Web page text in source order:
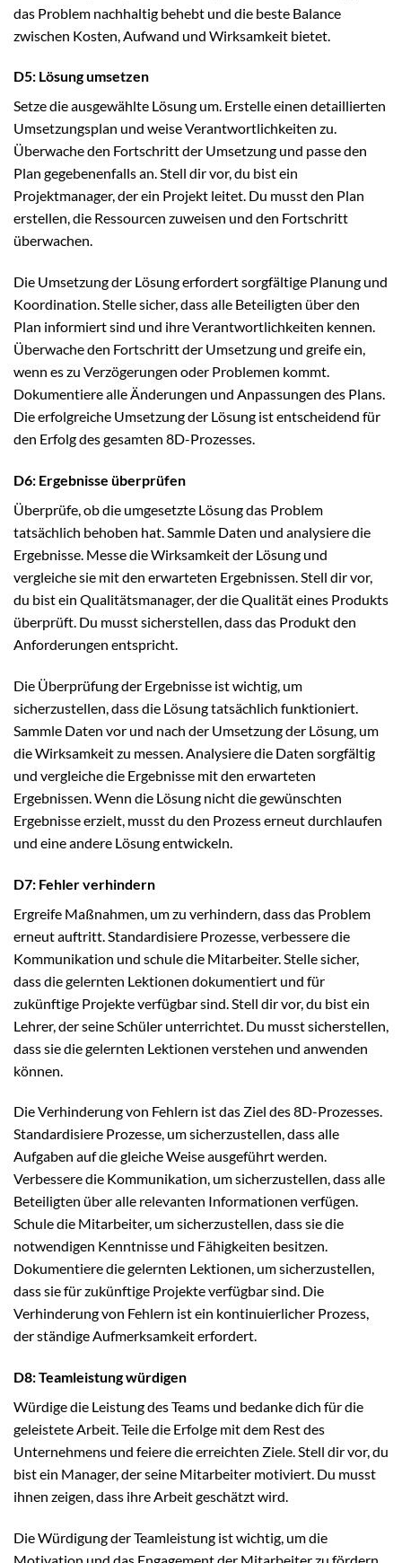
das Problem nachhaltig behebt und die beste Balance
zwischen Kosten, Aufwand und Wirksamkeit bietet.
D5: Lösung umsetzen
Setze die ausgewählte Lösung um. Erstelle einen detaillierten
Umsetzungsplan und weise Verantwortlichkeiten zu.
Überwache den Fortschritt der Umsetzung und passe den
Plan gegebenenfalls an. Stell dir vor, du bist ein
Projektmanager, der ein Projekt leitet. Du musst den Plan
erstellen, die Ressourcen zuweisen und den Fortschritt
überwachen.
Die Umsetzung der Lösung erfordert sorgfältige Planung und
Koordination. Stelle sicher, dass alle Beteiligten über den
Plan informiert sind und ihre Verantwortlichkeiten kennen.
Überwache den Fortschritt der Umsetzung und greife ein,
wenn es zu Verzögerungen oder Problemen kommt.
Dokumentiere alle Änderungen und Anpassungen des Plans.
Die erfolgreiche Umsetzung der Lösung ist entscheidend für
den Erfolg des gesamten 8D-Prozesses.
D6: Ergebnisse überprüfen
Überprüfe, ob die umgesetzte Lösung das Problem
tatsächlich behoben hat. Sammle Daten und analysiere die
Ergebnisse. Messe die Wirksamkeit der Lösung und
vergleiche sie mit den erwarteten Ergebnissen. Stell dir vor,
du bist ein Qualitätsmanager, der die Qualität eines Produkts
überprüft. Du musst sicherstellen, dass das Produkt den
Anforderungen entspricht.
Die Überprüfung der Ergebnisse ist wichtig, um
sicherzustellen, dass die Lösung tatsächlich funktioniert.
Sammle Daten vor und nach der Umsetzung der Lösung, um
die Wirksamkeit zu messen. Analysiere die Daten sorgfältig
und vergleiche die Ergebnisse mit den erwarteten
Ergebnissen. Wenn die Lösung nicht die gewünschten
Ergebnisse erzielt, musst du den Prozess erneut durchlaufen
und eine andere Lösung entwickeln.
D7: Fehler verhindern
Ergreife Maßnahmen, um zu verhindern, dass das Problem
erneut auftritt. Standardisiere Prozesse, verbessere die
Kommunikation und schule die Mitarbeiter. Stelle sicher,
dass die gelernten Lektionen dokumentiert und für
zukünftige Projekte verfügbar sind. Stell dir vor, du bist ein
Lehrer, der seine Schüler unterrichtet. Du musst sicherstellen,
dass sie die gelernten Lektionen verstehen und anwenden
können.
Die Verhinderung von Fehlern ist das Ziel des 8D-Prozesses.
Standardisiere Prozesse, um sicherzustellen, dass alle
Aufgaben auf die gleiche Weise ausgeführt werden.
Verbessere die Kommunikation, um sicherzustellen, dass alle
Beteiligten über alle relevanten Informationen verfügen.
Schule die Mitarbeiter, um sicherzustellen, dass sie die
notwendigen Kenntnisse und Fähigkeiten besitzen.
Dokumentiere die gelernten Lektionen, um sicherzustellen,
dass sie für zukünftige Projekte verfügbar sind. Die
Verhinderung von Fehlern ist ein kontinuierlicher Prozess,
der ständige Aufmerksamkeit erfordert.
D8: Teamleistung würdigen
Würdige die Leistung des Teams und bedanke dich für die
geleistete Arbeit. Teile die Erfolge mit dem Rest des
Unternehmens und feiere die erreichten Ziele. Stell dir vor, du
bist ein Manager, der seine Mitarbeiter motiviert. Du musst
ihnen zeigen, dass ihre Arbeit geschätzt wird.
Die Würdigung der Teamleistung ist wichtig, um die